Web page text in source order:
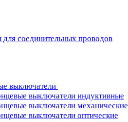
соединительных проводов
выключатели
выключатели индуктивные
выключатели механические
выключатели оптические